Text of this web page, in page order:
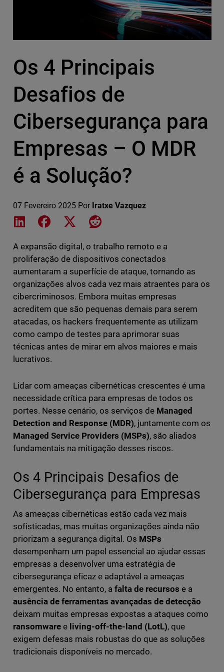
Os 4 Principais
Desafios de
Cibersegurança para
Empresas – O MDR
é a Solução?
07 Fevereiro 2025 Por Iratxe Vazquez
Share on LinkedIn
Share on Facebook
Share on XShare on Reddit
A expansão digital, o trabalho remoto e a
proliferação de dispositivos conectados
aumentaram a superfície de ataque, tornando as
organizações alvos cada vez mais atraentes para os
cibercriminosos. Embora muitas empresas
acreditem que são pequenas demais para serem
atacadas, os hackers frequentemente as utilizam
como campo de testes para aprimorar suas
técnicas antes de mirar em alvos maiores e mais
lucrativos.
Lidar com ameaças cibernéticas crescentes é uma
necessidade crítica para empresas de todos os
portes. Nesse cenário, os serviços de Managed
Detection and Response (MDR), juntamente com os
Managed Service Providers (MSPs), são aliados
fundamentais na mitigação desses riscos.
Os 4 Principais Desafios de
Cibersegurança para Empresas
As ameaças cibernéticas estão cada vez mais
sofisticadas, mas muitas organizações ainda não
priorizam a segurança digital. Os MSPs
desempenham um papel essencial ao ajudar essas
empresas a desenvolver uma estratégia de
cibersegurança eficaz e adaptável a ameaças
emergentes. No entanto, a falta de recursos e a
ausência de ferramentas avançadas de detecção
deixam muitas empresas expostas a ataques como
ransomwaree living-off-the-land (LotL), que
exigem defesas mais robustas do que as soluções
tradicionais disponíveis no mercado.